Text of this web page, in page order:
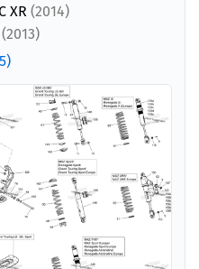
XR (2014)
(2013)